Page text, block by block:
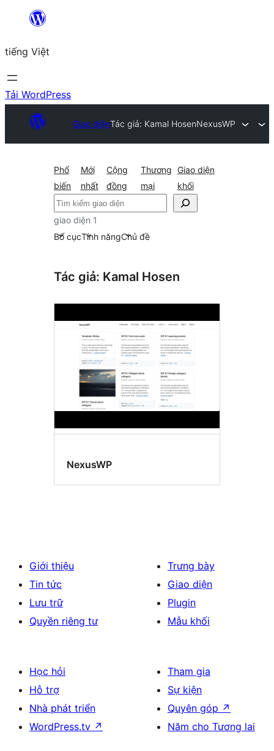
Chuyển
phần
nội
dung
tiếng Việt
Tải WordPress
Giao diệnTác giả: Kamal HosenNexusWP
Phổ
biến
Mới
nhất
Cộng
đồng
Thương
mại
Giao diện
khối
Tìm
kiếm
giao diện 1
Bố cụcTính năngChủ đề
Tác giả: Kamal Hosen
NexusWP
Giới thiệu
Tin tức
Lưu trữ
Quyền riêng tư
Trưng bày
Giao diện
Plugin
Mẫu khối
Học hỏi
Hỗ trợ
Nhà phát triển
WordPress.tv ↗
Tham gia
Sự kiện
Quyên góp ↗
Năm cho Tương lai